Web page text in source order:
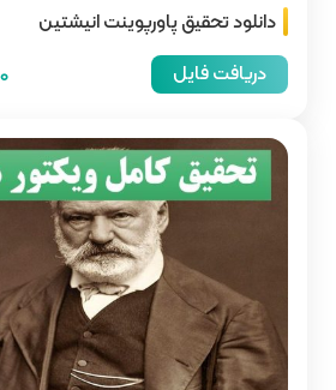
دانلود تحقیق پاورپوینت انیشتین
دریافت فایل